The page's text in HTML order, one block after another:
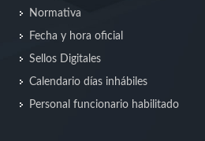
Normativa
Fecha y hora oficial
Sellos Digitales
Calendario días inhábiles
Personal funcionario habilitado